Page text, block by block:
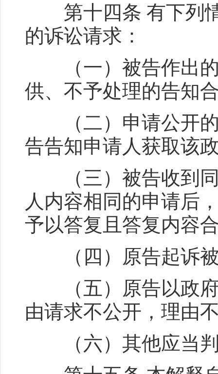
第十四条 有下列情
的诉讼请求：
（一）被告作出的
供、不予处理的告知
（二）申请公开的
告告知申请人获取该
（三）被告收到同
人内容相同的申请后
予以答复且答复内容
（四）原告起诉被
（五）原告以政府
由请求不公开，理由
（六）其他应当判